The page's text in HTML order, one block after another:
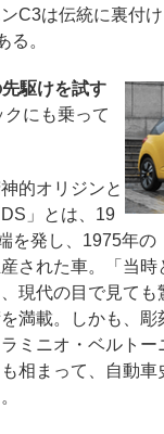
C3は伝統に裏付
る。
駆けを試す
にも乗って
的オリジンと
」とは、19
を発し、1975年の
された車。「当時
現代の目で見ても
満載。しかも、
ミニオ・ベルト
相まって、自動